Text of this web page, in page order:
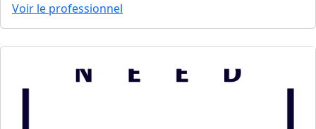
Voir le professionnel